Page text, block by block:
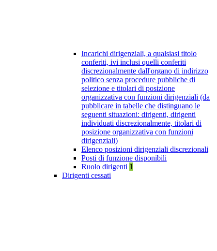
Incarichi dirigenziali, a qualsiasi titolo
conferiti, ivi inclusi quelli conferiti
discrezionalmente dall'organo di indirizzo
politico senza procedure pubbliche di
selezione e titolari di posizione
organizzativa con funzioni dirigenziali (da
pubblicare in tabelle che distinguano le
seguenti situazioni: dirigenti, dirigenti
individuati discrezionalmente, titolari di
posizione organizzativa con funzioni
dirigenziali)
Elenco posizioni dirigenziali discrezionali
Posti di funzione disponibili
Ruolo dirigenti 1
Dirigenti cessati